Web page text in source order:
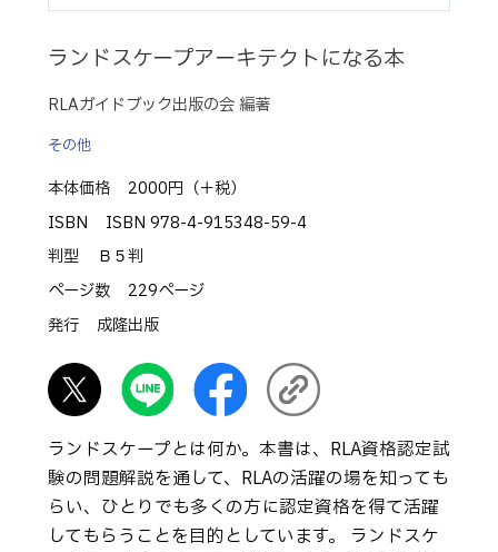
ランドスケープアーキテクトになる本
RLAガイドブック出版の会 編著
その他
本体価格
2000円（＋税）
ISBN
ISBN 978-4-915348-59-4
判型
Ｂ５判
ページ数
229ページ
発行
成隆出版
ランドスケープとは何か。本書は、RLA資格認定試
験の問題解説を通して、RLAの活躍の場を知っても
らい、ひとりでも多くの方に認定資格を得て活躍
してもらうことを目的としています。 ランドスケ